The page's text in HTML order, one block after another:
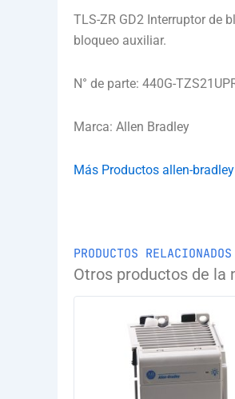
TLS-ZR GD2 Interruptor de
bloqueo auxiliar.
N° de parte: 440G-
Marca: Allen Bradley
Más Productos allen-bradley
PRODUCTOS RELACIONADOS
Otros productos de la